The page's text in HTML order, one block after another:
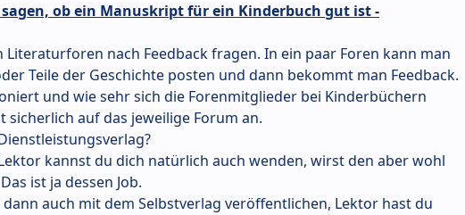
ob ein Manuskript für ein Kinderbuch gut ist -
Literaturforen nach Feedback fragen. In ein paar Foren kann man
Teile der Geschichte posten und dann bekommt man Feedback.
und wie sehr sich die Forenmitglieder bei Kinderbüchern
sicherlich auf das jeweilige Forum an.
kannst du dich natürlich auch wenden, wirst den aber wohl
ist ja dessen Job.
auch mit dem Selbstverlag veröffentlichen, Lektor hast du